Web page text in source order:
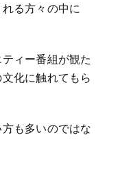
る方々の中に
ィー番組が観た
化に触れてもら
も多いのではな